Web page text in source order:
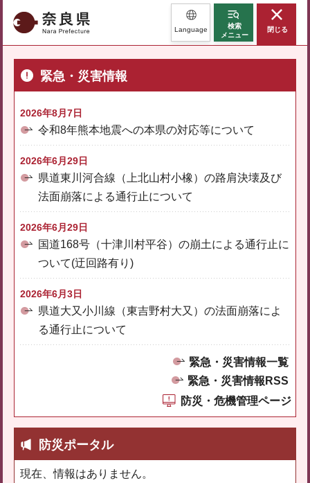
奈良県 Language
検索
メニュー
閉じる
緊急・災害情報
2026年8月7日
令和8年熊本地震への本県の対応等について
2026年6月29日
県道東川河合線（上北山村小橡）の路肩決壊及び
法面崩落による通行止について
2026年6月29日
国道168号（十津川村平谷）の崩土による通行止に
ついて(迂回路有り)
2026年6月3日
県道大又小川線（東吉野村大又）の法面崩落によ
る通行止について
緊急・災害情報一覧
緊急・災害情報RSS
防災・危機管理ページ
防災ポータル
現在、情報はありません。